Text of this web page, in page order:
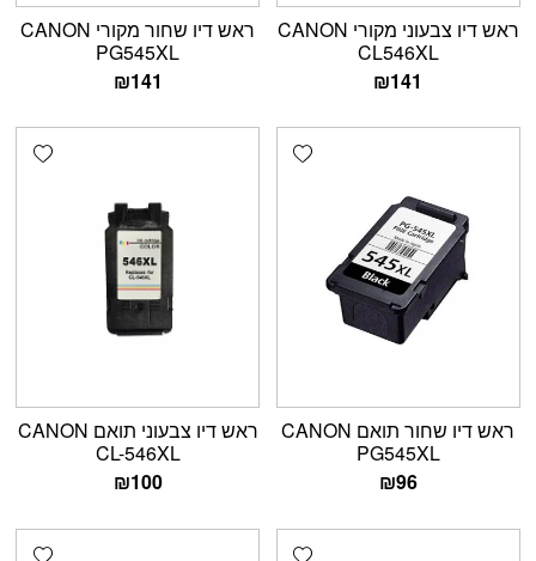
ראש דיו צבעוני מקורי CANON
CL546XL
₪141
ראש דיו שחור מקורי CANON
PG545XL
₪141
Add wishlist
ראש דיו שחור תואם CANON
PG545XL
₪96
ראש דיו צבעוני תואם CANON
CL-546XL
₪100
Add wishlist